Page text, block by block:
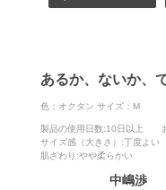
あるか、ないか、
色：オクタン サイズ：M
製品の使用日数:10日以上
サイズ感（大きさ） :丁度よい
肌ざわり :やや柔らかい
中嶋渉